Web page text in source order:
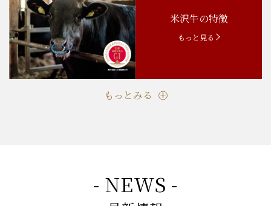
米沢牛の特徴
もっと見る
もっとみる
- NEWS -